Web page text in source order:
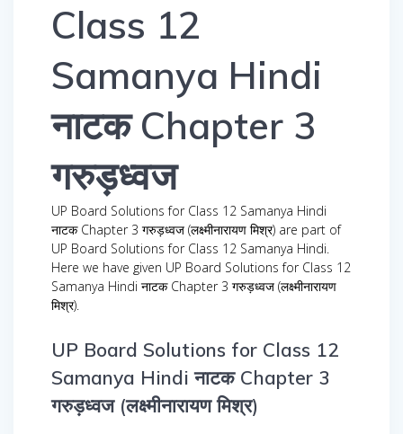
Class 12
Samanya Hindi
नाटक Chapter 3
गरुड़ध्वज
UP Board Solutions for Class 12 Samanya Hindi
नाटक Chapter 3 गरुड़ध्वज (लक्ष्मीनारायण मिश्र) are part of
UP Board Solutions for Class 12 Samanya Hindi.
Here we have given UP Board Solutions for Class 12
Samanya Hindi नाटक Chapter 3 गरुड़ध्वज (लक्ष्मीनारायण
मिश्र).
UP Board Solutions for Class 12
Samanya Hindi नाटक Chapter 3
गरुड़ध्वज (लक्ष्मीनारायण मिश्र)